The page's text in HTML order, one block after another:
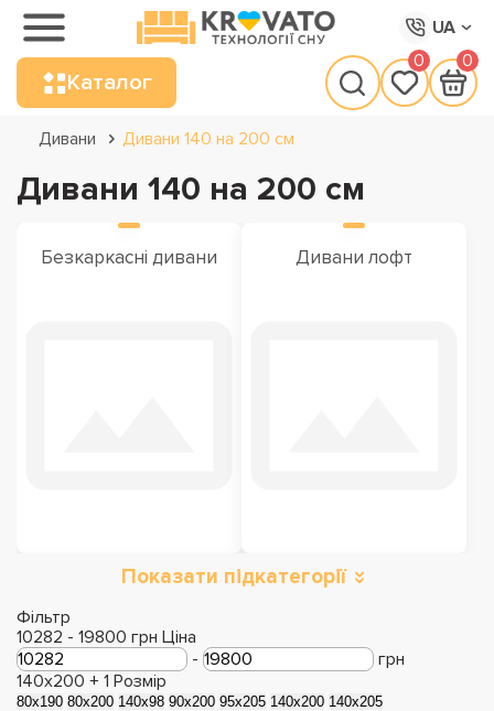
UA
Каталог
0 0
Дивани Дивани 140 на 200 см
Дивани 140 на 200 см
Безкаркасні дивани Дивани лофт
Розкладні дивани Дивани з Акції
Показати підкатегорії
Фільтр
10282 - 19800 грн Ціна
-
грн
140x200 + 1 Розмір
80x190 80x200 140х98 90x200 95х205 140x200 140x205